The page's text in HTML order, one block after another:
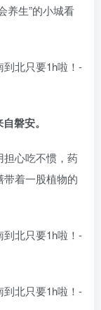
养生”的小城看
磐安。
担心吃不惯，药
着一股植物的